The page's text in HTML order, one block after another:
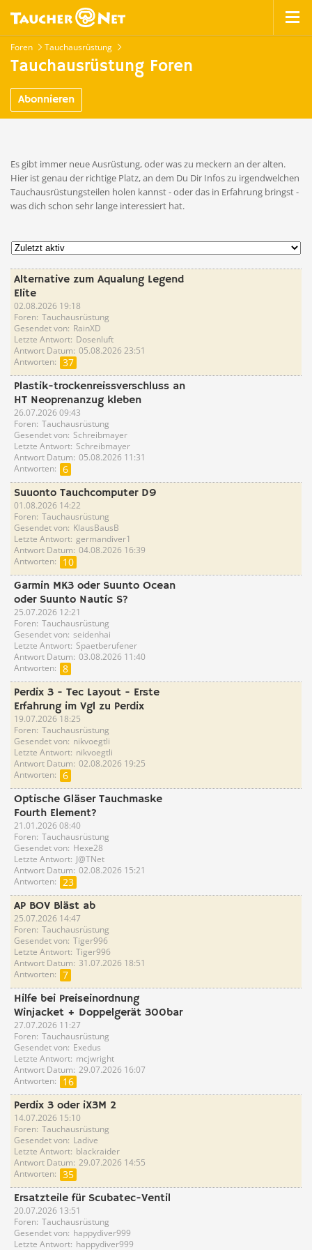
Foren Tauchausrüstung
Tauchausrüstung Foren
Abonnieren
Es gibt immer neue Ausrüstung, oder was zu meckern an der alten.
Hier ist genau der richtige Platz, an dem Du Dir Infos zu irgendwelchen
Tauchausrüstungsteilen holen kannst - oder das in Erfahrung bringst -
was dich schon sehr lange interessiert hat.
Alternative zum Aqualung Legend
Elite
02.08.2026 19:18
Foren Tauchausrüstung
Gesendet von RainXD
Letzte Antwort Dosenluft
Antwort Datum 05.08.2026 23:51
Antworten
37
Plastik-trockenreissverschluss an
HT Neoprenanzug kleben
26.07.2026 09:43
Foren Tauchausrüstung
Gesendet von Schreibmayer
Letzte Antwort Schreibmayer
Antwort Datum 05.08.2026 11:31
Antworten
6
Suuonto Tauchcomputer D9
01.08.2026 14:22
Foren Tauchausrüstung
Gesendet von KlausBausB
Letzte Antwort germandiver1
Antwort Datum 04.08.2026 16:39
Antworten
10
Garmin MK3 oder Suunto Ocean
oder Suunto Nautic S?
25.07.2026 12:21
Foren Tauchausrüstung
Gesendet von seidenhai
Letzte Antwort Spaetberufener
Antwort Datum 03.08.2026 11:40
Antworten
8
Perdix 3 - Tec Layout - Erste
Erfahrung im Vgl zu Perdix
19.07.2026 18:25
Foren Tauchausrüstung
Gesendet von nikvoegtli
Letzte Antwort nikvoegtli
Antwort Datum 02.08.2026 19:25
Antworten
6
Optische Gläser Tauchmaske
Fourth Element?
21.01.2026 08:40
Foren Tauchausrüstung
Gesendet von Hexe28
Letzte Antwort J@TNet
Antwort Datum 02.08.2026 15:21
Antworten
23
AP BOV Bläst ab
25.07.2026 14:47
Foren Tauchausrüstung
Gesendet von Tiger996
Letzte Antwort Tiger996
Antwort Datum 31.07.2026 18:51
Antworten
7
Hilfe bei Preiseinordnung
Winjacket + Doppelgerät 300bar
27.07.2026 11:27
Foren Tauchausrüstung
Gesendet von Exedus
Letzte Antwort mcjwright
Antwort Datum 29.07.2026 16:07
Antworten
16
Perdix 3 oder iX3M 2
14.07.2026 15:10
Foren Tauchausrüstung
Gesendet von Ladive
Letzte Antwort blackraider
Antwort Datum 29.07.2026 14:55
Antworten
35
Ersatzteile für Scubatec-Ventil
20.07.2026 13:51
Foren Tauchausrüstung
Gesendet von happydiver999
Letzte Antwort happydiver999